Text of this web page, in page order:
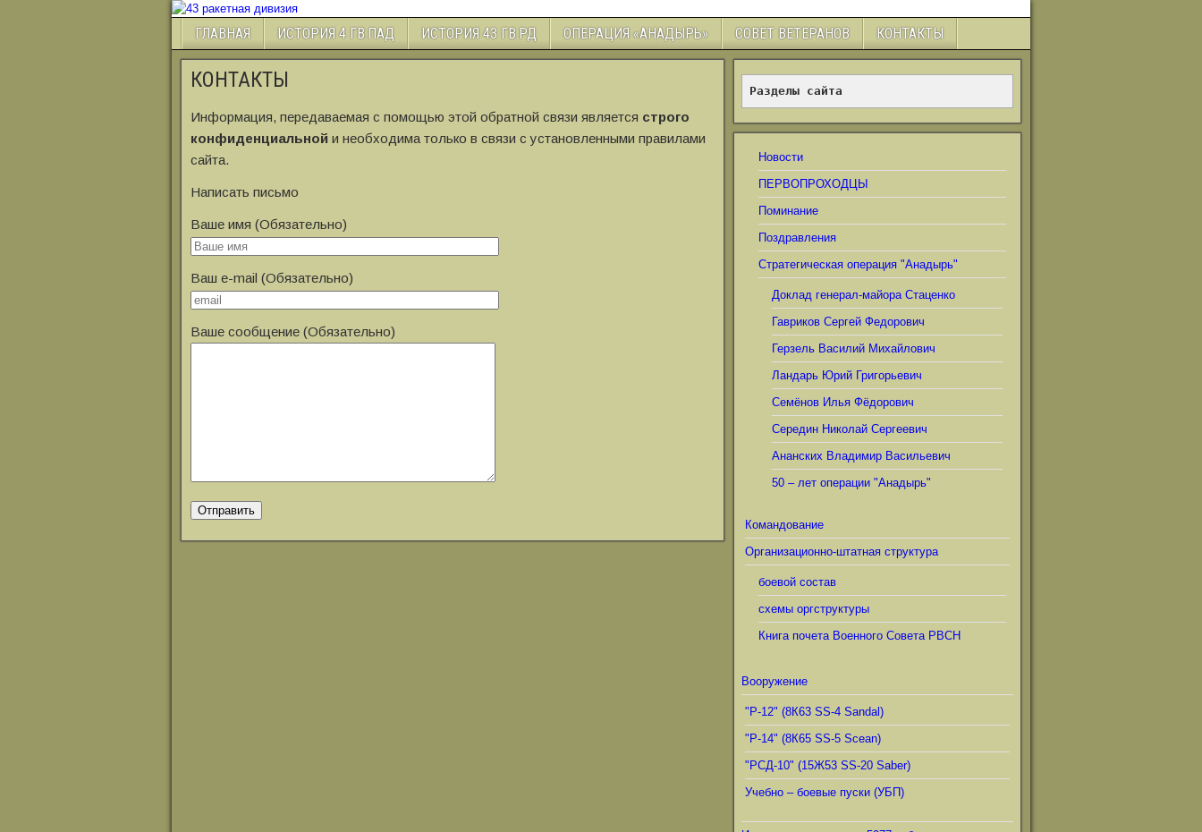
ГЛАВНАЯ ИСТОРИЯ 4 ГВ.ПАД ИСТОРИЯ 43 ГВ.РД ОПЕРАЦИЯ «АНАДЫРЬ» СОВЕТ ВЕТЕРАНОВ КОНТАКТЫ
КОНТАКТЫ
Информация, передаваемая с помощью этой обратной связи является строго
конфиденциальной и необходима только в связи с установленными правилами
сайта.
Написать письмо
Ваше имя (Обязательно)
Ваш e-mail (Обязательно)
Ваше сообщение (Обязательно)
Разделы сайта
Новости
ПЕРВОПРОХОДЦЫ
Поминание
Поздравления
Стратегическая операция "Анадырь"
Доклад генерал-майора Стаценко
Гавриков Сергей Федорович
Герзель Василий Михайлович
Ландарь Юрий Григорьевич
Семёнов Илья Фёдорович
Середин Николай Сергеевич
Ананских Владимир Васильевич
50 – лет операции "Анадырь"
Командование
Организационно-штатная структура
боевой состав
схемы оргструктуры
Книга почета Военного Совета РВСН
Вооружение
"Р-12" (8К63 SS-4 Sandal)
"Р-14" (8К65 SS-5 Scean)
"РСД-10" (15Ж53 SS-20 Saber)
Учебно – боевые пуски (УБП)